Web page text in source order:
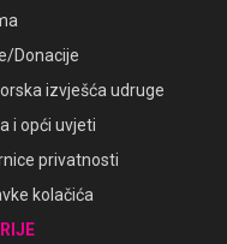
Donacije
izvješća udruge
i opći uvjeti
privatnosti
kolačića